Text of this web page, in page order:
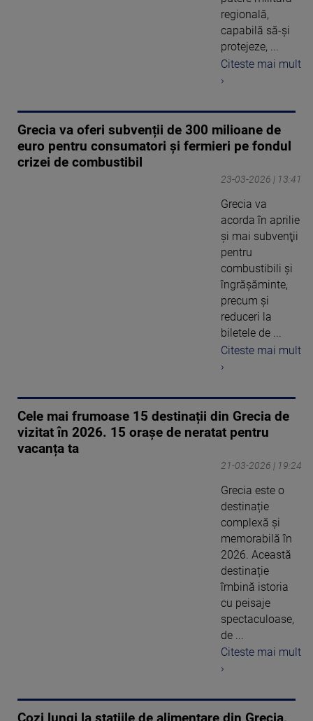
regională,
capabilă să-și
protejeze, ...
Citeste mai mult
›
Grecia va oferi subvenții de 300 milioane de
euro pentru consumatori şi fermieri pe fondul
crizei de combustibil
23-03-2026 | 13:41
Grecia va
acorda în aprilie
şi mai subvenţii
pentru
combustibili şi
îngrăşăminte,
precum şi
reduceri la
biletele de ...
Citeste mai mult
›
Cele mai frumoase 15 destinații din Grecia de
vizitat în 2026. 15 orașe de neratat pentru
vacanța ta
21-03-2026 | 19:24
Grecia este o
destinație
complexă și
memorabilă în
2026. Această
destinație
îmbină istoria
cu peisaje
spectaculoase,
de ...
Citeste mai mult
›